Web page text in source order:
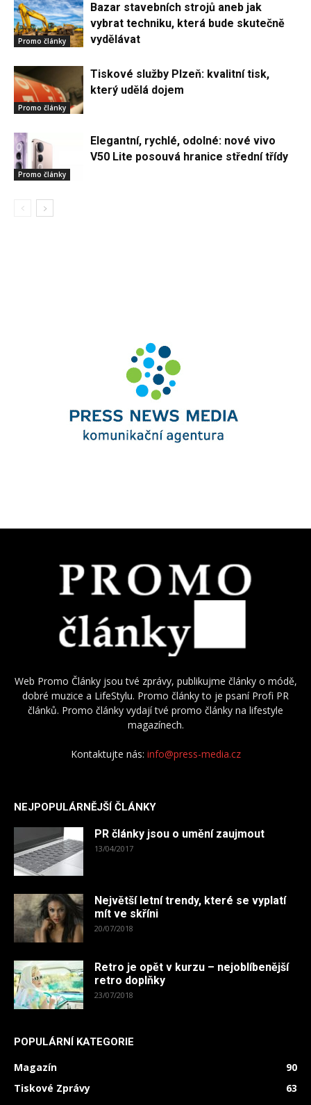
Promo články
Bazar stavebních strojů aneb jak
vybrat techniku, která bude skutečně
vydělávat
Promo články
Tiskové služby Plzeň: kvalitní tisk,
který udělá dojem
Promo články
Elegantní, rychlé, odolné: nové vivo
V50 Lite posouvá hranice střední třídy
Web Promo Články jsou tvé zprávy, publikujme články o módě,
dobré muzice a LifeStylu. Promo články to je psaní Profi PR
článků. Promo články vydají tvé promo články na lifestyle
magazínech.
Kontaktujte nás: info@press-media.cz
NEJPOPULÁRNĚJŠÍ ČLÁNKY
PR články jsou o umění zaujmout
13/04/2017
Největší letní trendy, které se vyplatí
mít ve skříni
20/07/2018
Retro je opět v kurzu – nejoblíbenější
retro doplňky
23/07/2018
POPULÁRNÍ KATEGORIE
Magazín
90
Tiskové Zprávy
63